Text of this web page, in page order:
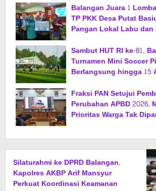
Balangan Juara 1
TP PKK Desa Putat
Pangan Lokal Labu dan
Sambut HUT RI ke-81,
Turnamen Mini Soccer
Berlangsung hingga 15
Fraksi PAN Setujui
Perubahan APBD 2026,
Prioritas Warga Tak
Silaturahmi ke DPRD Balangan,
Kapolres AKBP Arif Mansyur
Perkuat Koordinasi Keamanan